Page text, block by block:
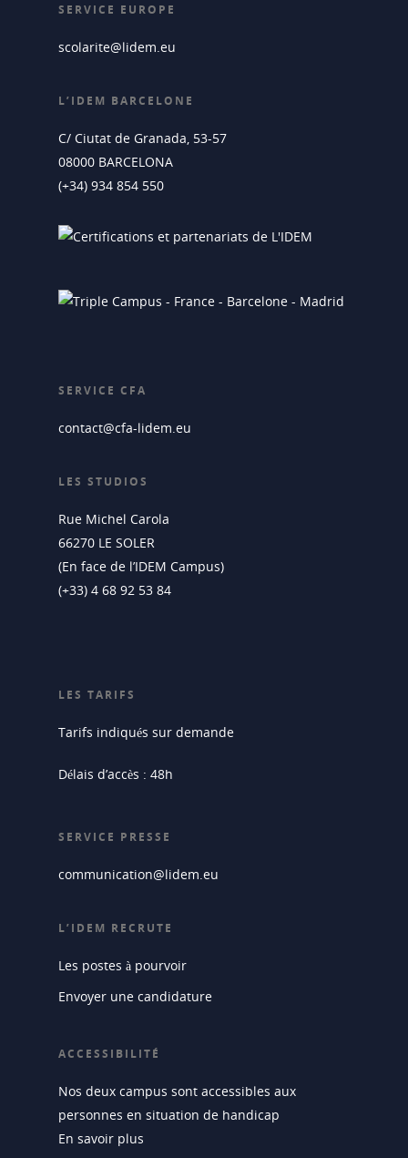
SERVICE EUROPE
scolarite@lidem.eu
L’IDEM BARCELONE
C/ Ciutat de Granada, 53-57
08000 BARCELONA
(+34) 934 854 550
SERVICE CFA
contact@cfa-lidem.eu
LES STUDIOS
Rue Michel Carola
66270 LE SOLER
(En face de l’IDEM Campus)
(+33) 4 68 92 53 84
LES TARIFS
Tarifs indiqués sur demande
Délais d’accès : 48h
SERVICE PRESSE
communication@lidem.eu
L’IDEM RECRUTE
Les postes à pourvoir
Envoyer une candidature
ACCESSIBILITÉ
Nos deux campus sont accessibles aux
personnes en situation de handicap
En savoir plus